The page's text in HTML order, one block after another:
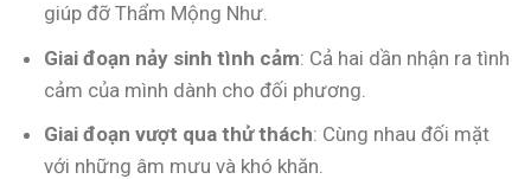
giúp đỡ Thẩm Mộng Như.
Giai đoạn nảy sinh tình cảm: Cả hai dần nhận ra tình
cảm của mình dành cho đối phương.
Giai đoạn vượt qua thử thách: Cùng nhau đối mặt
với những âm mưu và khó khăn.